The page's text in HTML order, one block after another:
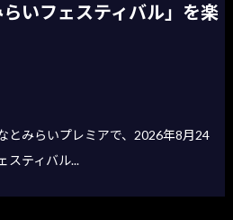
いフェスティバル」を楽
とみらいプレミアで、2026年8月24
スティバル...